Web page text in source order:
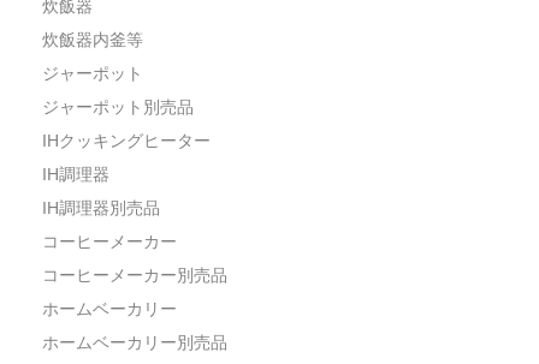
炊飯器
炊飯器内釜等
ジャーポット
ジャーポット別売品
IHクッキングヒーター
IH調理器
IH調理器別売品
コーヒーメーカー
コーヒーメーカー別売品
ホームベーカリー
ホームベーカリー別売品